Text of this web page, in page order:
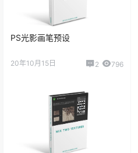
PS光影画笔预设
20年10月15日 2 796